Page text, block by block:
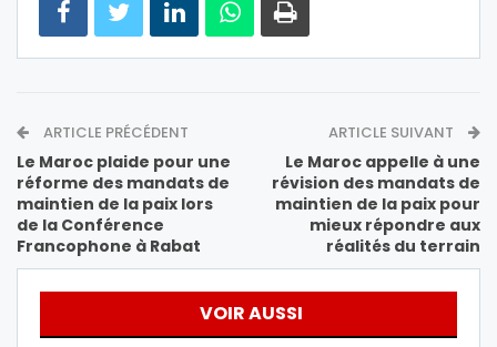
ARTICLE PRÉCÉDENT
Le Maroc plaide pour une
réforme des mandats de
maintien de la paix lors
de la Conférence
Francophone à Rabat
ARTICLE SUIVANT
Le Maroc appelle à une
révision des mandats de
maintien de la paix pour
mieux répondre aux
réalités du terrain
VOIR AUSSI